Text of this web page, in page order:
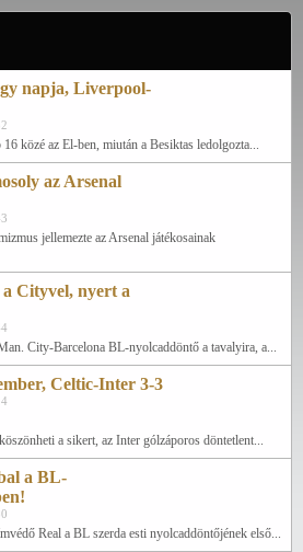
napja, Liverpool-
közé az El-ben, miután a Besiktas ledolgozta...
az Arsenal
jellemezte az Arsenal játékosainak
Cityvel, nyert a
City-Barcelona BL-nyolcaddöntő a tavalyira, a...
Celtic-Inter 3-3
a sikert, az Inter gólzáporos döntetlent...
a BL-
Real a BL szerda esti nyolcaddöntőjének első...